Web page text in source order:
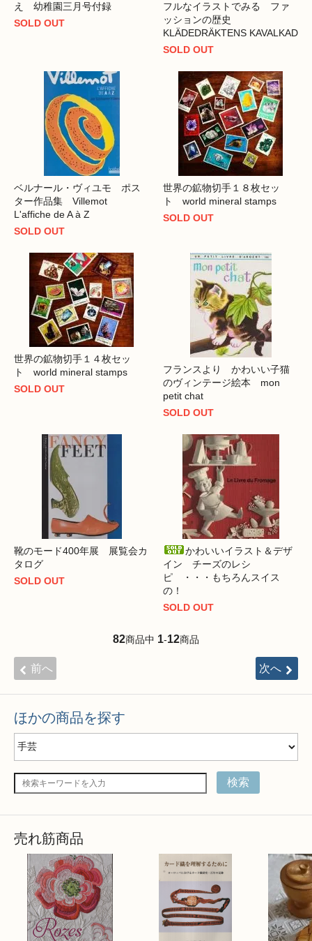
え 幼稚園三月号付録
SOLD OUT
フルなイラストでみる ファ
ッションの歴史
KLÄDEDRÄKTENS KAVALKAD
SOLD OUT
ベルナール・ヴィユモ ポス
ター作品集 Villemot
L'affiche de A à Z
SOLD OUT
世界の鉱物切手１８枚セッ
ト world mineral stamps
SOLD OUT
世界の鉱物切手１４枚セッ
ト world mineral stamps
SOLD OUT
フランスより かわいい子猫
のヴィンテージ絵本 mon
petit chat
SOLD OUT
靴のモード400年展 展覧会カ
タログ
SOLD OUT
かわいいイラスト＆デザ
イン チーズのレシ
ピ ・・・もちろんスイス
の！
SOLD OUT
82商品中 1-12商品
前へ 次へ
ほかの商品を探す
検索
売れ筋商品